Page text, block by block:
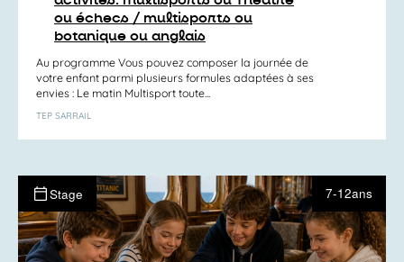
ou échecs / multisports ou
botanique ou anglais
Au programme Vous pouvez composer la journée de
votre enfant parmi plusieurs formules adaptées à ses
envies : Le matin Multisport toute...
TEP SARRAIL
Stage 7-12ans